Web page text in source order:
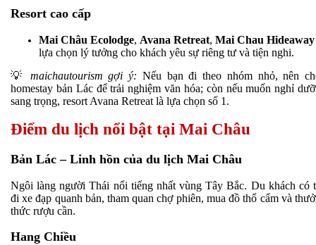
Resort cao cấp
Mai Châu Ecolodge, Avana Retreat, Mai Chau Hideaway
lựa chọn lý tưởng cho khách yêu sự riêng tư và tiện nghi.
💡 maichautourism gợi ý: Nếu bạn đi theo nhóm nhỏ, nên
homestay bản Lác để trải nghiệm văn hóa; còn nếu muốn nghỉ
sang trọng, resort Avana Retreat là lựa chọn số 1.
Điểm du lịch nổi bật tại Mai Châu
Bản Lác – Linh hồn của du lịch Mai Châu
Ngôi làng người Thái nổi tiếng nhất vùng Tây Bắc. Du khách có
đi xe đạp quanh bản, tham quan chợ phiên, mua đồ thổ cẩm và
thức rượu cần.
Hang Chiều